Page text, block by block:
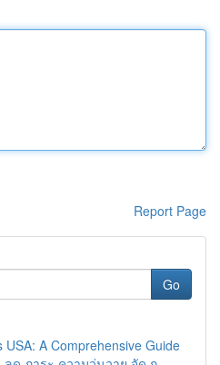
Report Page
Go
USA: A Comprehensive Guide